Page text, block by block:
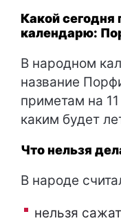
Какой сегодня
календарю:
В народном
название
приметам на
каким будет
Что нельзя
В народе
нельзя